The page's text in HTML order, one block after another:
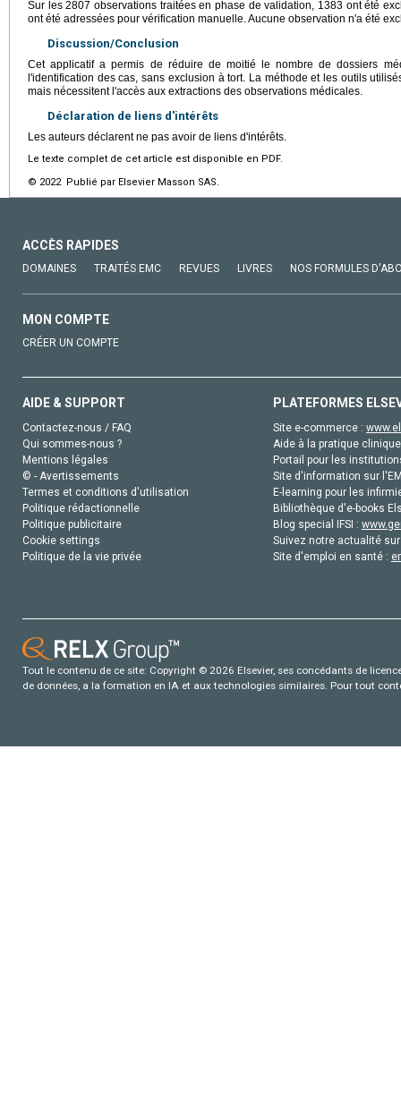
Sur les 2807 observations traitées en phase de validation, 1383 ont été
ont été adressées pour vérification manuelle. Aucune observation n'a été
Discussion/Conclusion
Cet applicatif a permis de réduire de moitié le nombre de dossiers
l'identification des cas, sans exclusion à tort. La méthode et les outils
mais nécessitent l'accès aux extractions des observations médicales.
Déclaration de liens d'intérêts
Les auteurs déclarent ne pas avoir de liens d'intérêts.
Le texte complet de cet article est disponible en PDF.
© 2022 Publié par Elsevier Masson SAS.
ACCÈS RAPIDES
DOMAINES TRAITÉS EMC REVUES LIVRES NOS FORMULES
MON COMPTE
CRÉER UN COMPTE
AIDE & SUPPORT
Contactez-nous / FAQ
Qui sommes-nous ?
Mentions légales
© - Avertissements
Termes et conditions d'utilisation
Politique rédactionnelle
Politique publicitaire
Cookie settings
Politique de la vie privée
PLATEFORMES
Site e-commerce :
Aide à la pratique
Portail pour les
Site d'information sur
E-learning pour les
Bibliothèque d'e-books
Blog special IFSI :
Suivez notre actualité
Site d'emploi en santé :
Tout le contenu de ce site: Copyright © 2026 Elsevier, ses concédants de
de données, a la formation en IA et aux technologies similaires. Pour tout